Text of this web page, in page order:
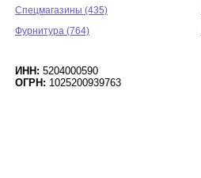
Спецмагазины (435)
Фурнитура (764)
ИНН: 5204000590
ОГРН: 1025200939763